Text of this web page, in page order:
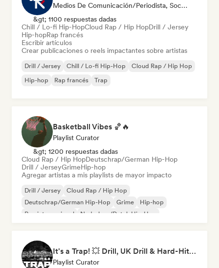
Medios De Comunicación/Periodista, Social Media Influencer
&gt; 1100 respuestas dadas
Chill / Lo-fi Hip-HopCloud Rap / Hip HopDrill / Jersey
Hip-hopRap francés
Escribir artículos
Crear publicaciones o reels impactantes sobre artistas
Drill / Jersey Chill / Lo-fi Hip-Hop
Cloud Rap / Hip Hop
Hip-hop
Rap francés Trap
Basketball Vibes 🏀🔥
Playlist Curator
&gt; 1200 respuestas dadas
Cloud Rap / Hip HopDeutschrap/German Hip-Hop
Drill / JerseyGrimeHip-hop
Agregar artistas a mis playlists de mayor impacto
Drill / Jersey
Cloud Rap / Hip Hop
Deutschrap/German Hip-Hop
Grime
Hip-hop
Rap internacional
Nederhop/Dutch Hip-Hop
It's a Trap! 💥 Drill, UK Drill & Hard-Hitting Trap
Playlist Curator